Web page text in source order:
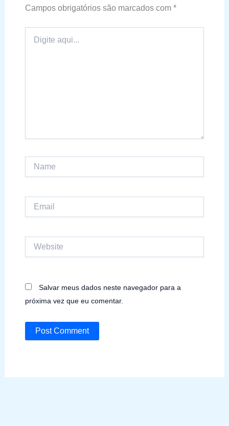
Campos obrigatórios são marcados com *
aqui...
Salvar meus dados neste navegador para a
próxima vez que eu comentar.